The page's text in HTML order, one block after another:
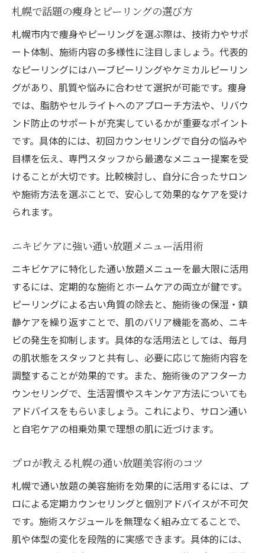
ピーリングと痩身の相性が評価される理由
通い放題で続ける美肌とボディメイク法
美肌と体型を維持する通い放題の仕組み
ニキビケアと痩身効果を両立するポイント
札幌で人気の通い放題プランの選び方
継続しやすいピーリング施術の秘密
費用対効果で選ぶ美肌・痩身ケアの実践法
プロが勧める美肌作りの通い放題活用法
肌トラブル対策に役立つ最新ピーリング
ニキビケアに効く最新ピーリングの特徴
ピーリングで肌トラブルを根本からケア
通い放題だからできる肌管理の実践例
口コミで高評価の最新ピーリング体験
無理なく続ける痩身ケアのポイント紹介
ニキビケアも叶う痩身ケア継続のコツ
通い放題プランで無理なくボディメイク
札幌で取り入れるべき痩身習慣とは
ピーリングと組み合わせた体質改善法
リバウンドしない痩身ケアの秘訣
美肌と痩身の両立に役立つ生活習慣
充実サポートで安心の美容ライフを始めよう
札幌で安心できる通い放題美容サービス
痩身とピーリングのアフターケアも充実
美肌と健康を守るサロン選びのポイント
札幌で話題の痩身とピーリングの選び方
札幌市内で痩身やピーリングを選ぶ際は、技術力やサポ
ート体制、施術内容の多様性に注目しましょう。代表的
なピーリングにはハーブピーリングやケミカルピーリン
グがあり、肌質や悩みに合わせて選択が可能です。痩身
では、脂肪やセルライトへのアプローチ方法や、リバウ
ンド防止のサポートが充実しているかが重要なポイント
です。具体的には、初回カウンセリングで自分の悩みや
目標を伝え、専門スタッフから最適なメニュー提案を受
けることが大切です。比較検討し、自分に合ったサロン
や施術方法を選ぶことで、安心して効果的なケアを受け
られます。
ニキビケアに強い通い放題メニュー活用術
ニキビケアに特化した通い放題メニューを最大限に活用
するには、定期的な施術とホームケアの両立が鍵です。
ピーリングによる古い角質の除去と、施術後の保湿・鎮
静ケアを繰り返すことで、肌のバリア機能を高め、ニキ
ビの発生を抑制します。具体的な活用法としては、毎月
の肌状態をスタッフと共有し、必要に応じて施術内容を
調整することが効果的です。また、施術後のアフターカ
ウンセリングで、生活習慣やスキンケア方法についても
アドバイスをもらいましょう。これにより、サロン通い
と自宅ケアの相乗効果で理想の肌に近づけます。
プロが教える札幌の通い放題美容術のコツ
札幌で通い放題の美容施術を効果的に活用するには、プ
ロによる定期カウンセリングと個別アドバイスが不可欠
です。施術スケジュールを無理なく組み立てることで、
肌や体型の変化を段階的に実感できます。具体的には、